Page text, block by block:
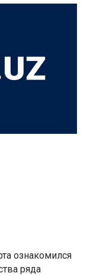
ознакомился
ряда